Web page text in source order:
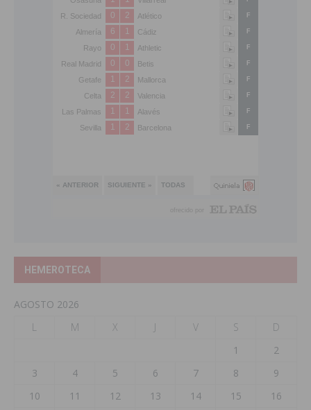
HEMEROTECA
AGOSTO 2026
L
M X J V S
D
1
2
3
4 5 6 7 8
9
10
11 12 13 14 15
16